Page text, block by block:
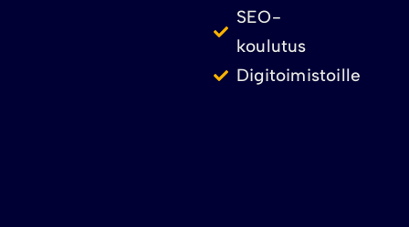
SEO-
koulutus
Digitoimistoille